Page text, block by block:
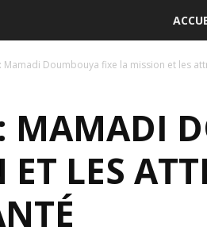
Mamadi Doumbouya fixe la mission et les
MAMADI
ET LES